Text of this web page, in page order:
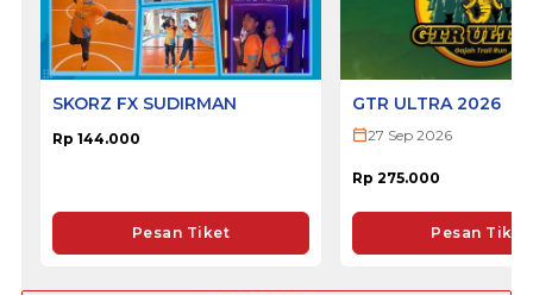
SKORZ FX SUDIRMAN
Rp 144.000
Pesan Tiket
GTR ULTRA 2026
27 Sep 2026
Rp 275.000
Pesan Tiket